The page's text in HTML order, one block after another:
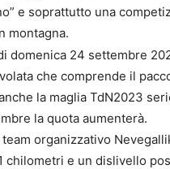
e soprattutto una
montagna.
domenica 24 settembre
che comprende il
la maglia TdN2023
la quota aumenterà.
organizzativo
chilometri e un dislivello